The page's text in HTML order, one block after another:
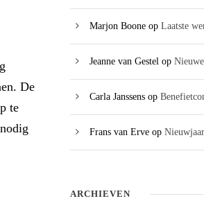
De
te
Marjon Boone op Laatste
Jeanne van Gestel op
Carla Janssens op
Frans van Erve op
ARCHIEVEN